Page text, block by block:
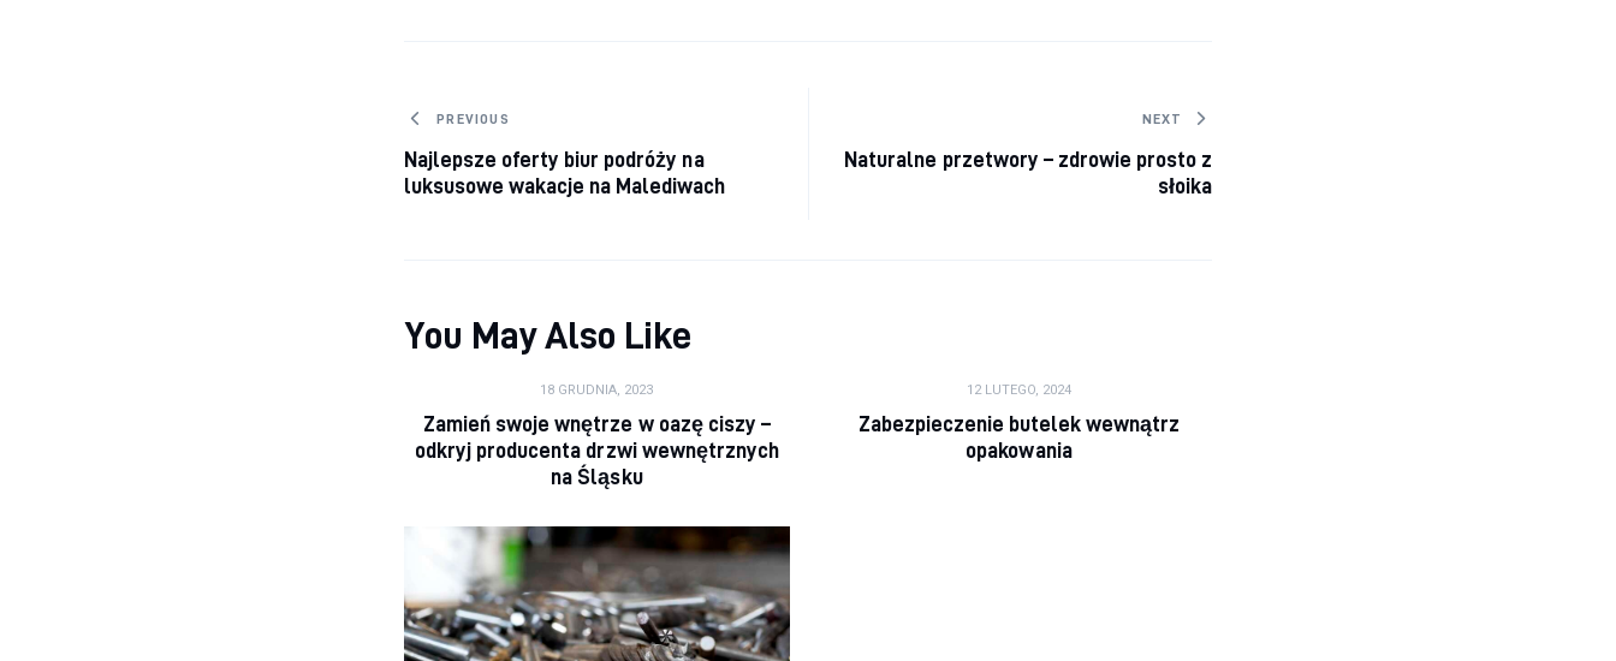
Nawigacja wpisu
PREVIOUS
Najlepsze oferty biur podróży na
luksusowe wakacje na Malediwach
NEXT
Naturalne przetwory – zdrowie prosto z
słoika
You May Also Like
18 GRUDNIA, 2023
Zamień swoje wnętrze w oazę ciszy –
odkryj producenta drzwi wewnętrznych
na Śląsku
12 LUTEGO, 2024
Zabezpieczenie butelek wewnątrz
opakowania